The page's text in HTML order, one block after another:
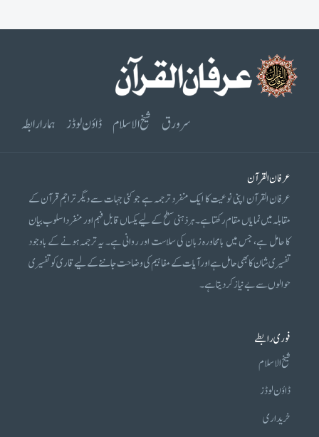
سرورق شیخ الاسلام ڈاؤن لوڈز ہمارا رابطہ
عرفان القرآن
عرفان القرآن اپنی نوعیت کا ایک منفرد ترجمہ ہے جو کئی جہات سے دیگر تراجم قرآن کے
مقابلہ میں نمایاں مقام رکھتا ہے۔ ہر ذہنی سطح کے لیے یکساں قابل فہم اور منفرد اسلوب بیان
کا حامل ہے، جس میں بامحاورہ زبان کی سلاست اور روانی ہے۔ یہ ترجمہ ہونے کے باوجود
تفسیری شان کا بھی حامل ہے اور آیات کے مفاہیم کی وضاحت جاننے کے لیے قاری کو تفسیری
حوالوں سے بے نیاز کر دیتا ہے۔
فوری رابطے
شیخ الاسلام
ڈاؤن لوڈز
خریداری